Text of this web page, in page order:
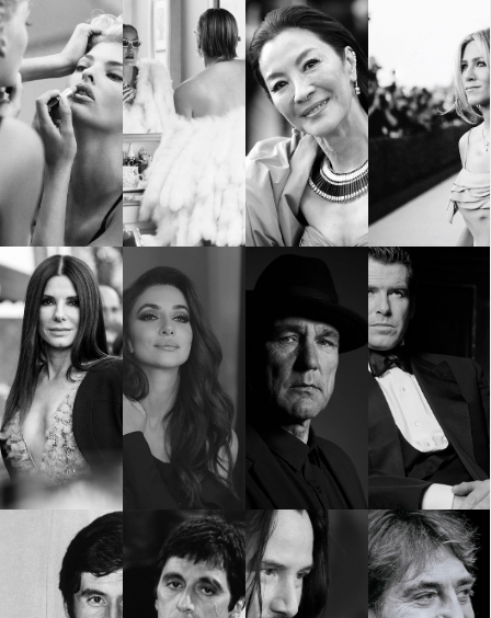
Wine&Dine
Подкасти
Мода
Dialogue
Изкуство
Красота
Цветно
Гурме
Пътувай
Wellness
Условия за
ползване
За нас
Реклама
Политика за
поверителност
ModerenDom
СЛЕДВАЙТЕ НИ
Facebook Instagram
Pinterest
YouTube
Spotify Soundcloud
Ако нашият сайт ви харесва, можете да се абонирате за
седмичния ни нюзлетър тук:
© 2026, HighViewArt | Всички права запазени